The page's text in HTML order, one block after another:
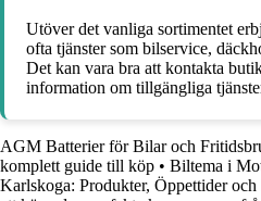
Utöver det vanliga sortimentet
ofta tjänster som bilservice,
Det kan vara bra att kontakta
information om tillgängliga
AGM Batterier för Bilar och
komplett guide till köp • Biltema i
Karlskoga: Produkter, Öppettider